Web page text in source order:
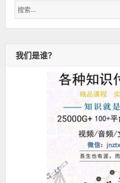
搜
索：
我们是谁？